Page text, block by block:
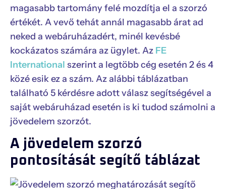
magasabb tartomány felé mozdítja el a szorzó
értékét. A vevő tehát annál magasabb árat ad
neked a webáruházadért, minél kevésbé
kockázatos számára az ügylet. Az FE
International szerint a legtöbb cég esetén 2 és 4
közé esik ez a szám. Az alábbi táblázatban
található 5 kérdésre adott válasz segítségével a
saját webáruházad esetén is ki tudod számolni a
jövedelem szorzót.
A jövedelem szorzó
pontosítását segítő táblázat